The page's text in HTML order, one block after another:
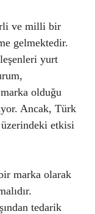
ve milli bir
gelmektedir.
yurt
olduğu
Ancak, Türk
etkisi
marka olarak
tedarik